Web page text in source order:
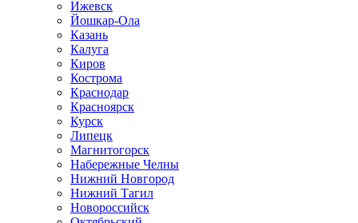
Ижевск
Йошкар-Ола
Казань
Калуга
Киров
Кострома
Краснодар
Красноярск
Курск
Липецк
Магнитогорск
Набережные Челны
Нижний Новгород
Нижний Тагил
Новороссийск